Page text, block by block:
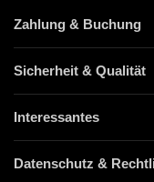
Zahlung & Buchung
Sicherheit & Qualität
Interessantes
Datenschutz &